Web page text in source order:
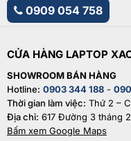
0909 054 758
CỬA HÀNG LAPTOP
SHOWROOM BÁN HÀNG
Hotline: 0903 344 188 -
Thời gian làm việc: Thứ 2 –
Địa chỉ: 617 Đường 3 tháng
Bấm xem Google Maps